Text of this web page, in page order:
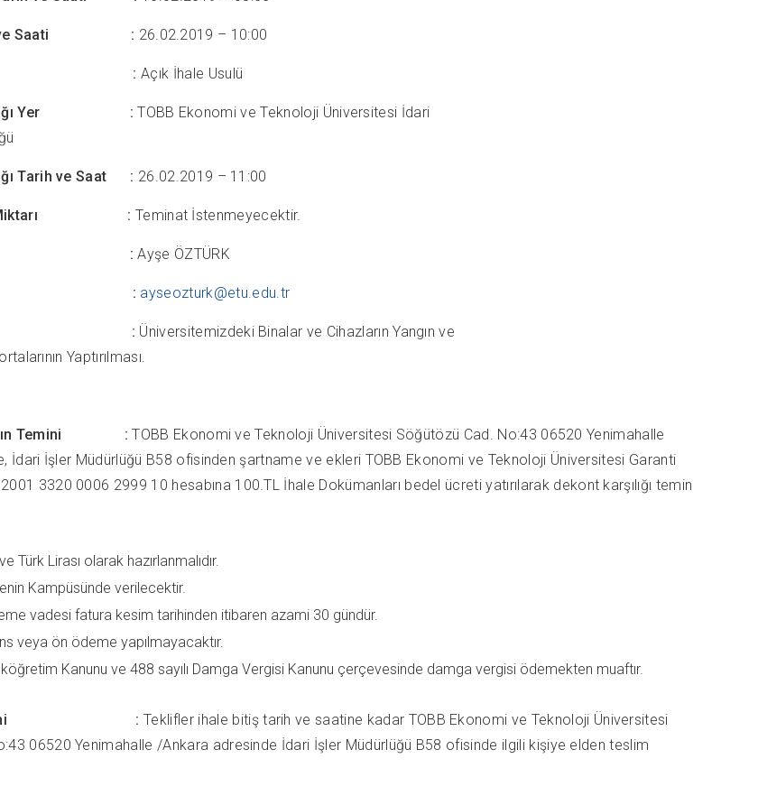
ve Saati : 26.02.2019 – 10:00
: Açık İhale Usulü
Yer :TOBB Ekonomi ve Teknoloji Üniversitesi İdari
Tarih ve Saat : 26.02.2019 – 11:00
Miktarı : Teminat İstenmeyecektir.
Kişi :Ayşe ÖZTÜRK
E-posta : ayseozturk@etu.edu.tr
: Üniversitemizdeki Binalar ve Cihazların Yangın ve
Yaptırılması.
Temini : TOBB Ekonomi ve Teknoloji Üniversitesi Söğütözü Cad. No:43 06520 Yenimahalle
İdari İşler Müdürlüğü B58 ofisinden şartname ve ekleri TOBB Ekonomi ve Teknoloji Üniversitesi Garanti
3320 0006 2999 10 hesabına 100.TL İhale Dokümanları bedel ücreti yatırılarak dekont karşılığı temin
Türk Lirası olarak hazırlanmalıdır.
Kampüsünde verilecektir.
vadesi fatura kesim tarihinden itibaren azami 30 gündür.
veya ön ödeme yapılmayacaktır.
Kanunu ve 488 sayılı Damga Vergisi Kanunu çerçevesinde damga vergisi ödemekten muaftır.
Teslimi : Teklifler ihale bitiş tarih ve saatine kadar TOBB Ekonomi ve Teknoloji Üniversitesi
06520 Yenimahalle /Ankara adresinde İdari İşler Müdürlüğü B58 ofisinde ilgili kişiye elden teslim